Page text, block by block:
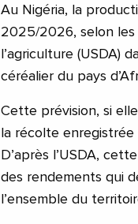
Au Nigéria, la
2025/2026, selon les
l’agriculture (USDA)
céréalier du pays
Cette prévision, si
la récolte
D’après l’USDA,
des rendements qui
l’ensemble du